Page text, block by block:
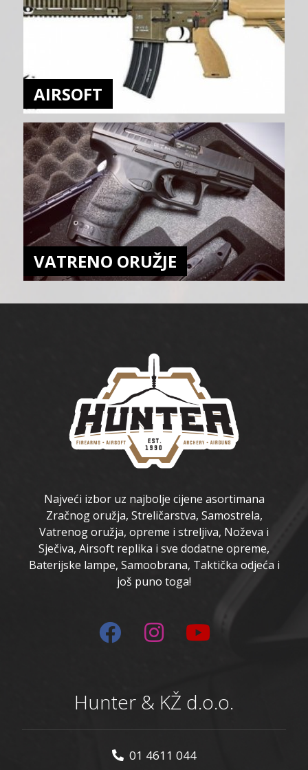
AIRSOFT
VATRENO ORUŽJE
Najveći izbor uz najbolje cijene asortimana
Zračnog oružja, Streličarstva, Samostrela,
Vatrenog oružja, opreme i streljiva, Noževa i
Sječiva, Airsoft replika i sve dodatne opreme,
Baterijske lampe, Samoobrana, Taktička odjeća i
još puno toga!
Hunter & KŽ d.o.o.
01 4611 044